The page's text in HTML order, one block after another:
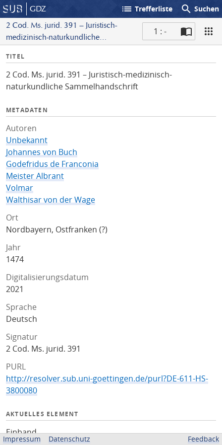
GDZ list Trefferliste search Suchen
2 Cod. Ms. jurid. 391 – Juristisch-
medizinisch-naturkundliche
1 : -
I
f
o
TITEL
2 Cod. Ms. jurid. 391 – Juristisch-medizinisch-
naturkundliche Sammelhandschrift
METADATEN
Autoren
Unbekannt
Johannes von Buch
Godefridus de Franconia
Meister Albrant
Volmar
Walthisar von der Wage
Ort
Nordbayern, Ostfranken (?)
Jahr
1474
Digitalisierungsdatum
2021
Sprache
Deutsch
Signatur
2 Cod. Ms. jurid. 391
PURL
http://resolver.sub.uni-goettingen.de/purl?DE-611-HS-
3800080
AKTUELLES ELEMENT
Einband
Impressum Datenschutz Feedback